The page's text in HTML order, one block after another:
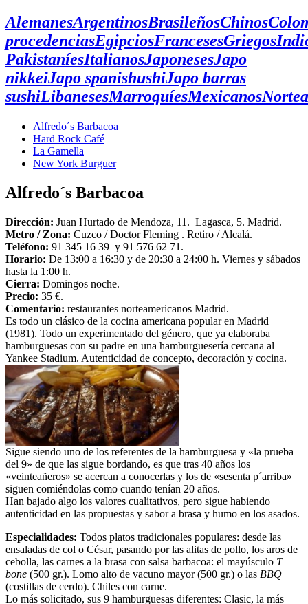
AlemanesArgentinosBrasileñosChinos
procedenciasEgipciosFrancesesGriegos
PakistaníesItalianosJaponesesJapo
nikkeiJapo spanishushiJapo barras
sushiLibanesesMarroquíesMexicanos
Alfredo´s Barbacoa
Hard Rock Café
La Gamella
New York Burguer
Alfredo´s Barbacoa
Dirección: Juan Hurtado de Mendoza, 11. Lagasca, 5. Madrid.
Metro / Zona: Cuzco / Doctor Fleming . Retiro / Alcalá.
Teléfono: 91 345 16 39 y 91 576 62 71.
Horario: De 13:00 a 16:30 y de 20:30 a 24:00 h. Viernes y sábados
hasta la 1:00 h.
Cierra: Domingos noche.
Precio: 35 €.
Comentario: restaurantes norteamericanos Madrid.
Es todo un clásico de la cocina americana popular en Madrid
(1981). Todo un experimentado del género, que ya elaboraba
hamburguesas con su padre en una hamburguesería cercana al
Yankee Stadium. Autenticidad de concepto, decoración y cocina.
Sigue siendo uno de los referentes de la hamburguesa y «la prueba
del 9» de que las sigue bordando, es que tras 40 años los
«veinteañeros» se acercan a conocerlas y los de «sesenta p´arriba»
siguen comiéndolas como cuando tenían 20 años.
Han bajado algo los valores cualitativos, pero sigue habiendo
autenticidad en las propuestas y sabor a brasa y humo en los asados.
Especialidades: Todos platos tradicionales populares: desde las
ensaladas de col o César, pasando por las alitas de pollo, los aros de
cebolla, las carnes a la brasa con salsa barbacoa: el mayúsculo T
bone (500 gr.). Lomo alto de vacuno mayor (500 gr.) o las BBQ
(costillas de cerdo). Chiles con carne.
Lo más solicitado, sus 9 hamburguesas diferentes: Clasic, la más